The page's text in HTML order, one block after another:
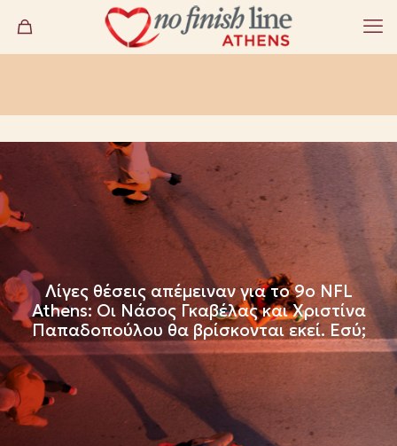
Λίγες θέσεις απέμειναν για το 9ο NFL
Athens: Οι Νάσος Γκαβέλας και Χριστίνα
Παπαδοπούλου θα βρίσκονται εκεί. Εσύ;